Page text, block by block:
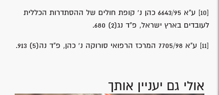
[10]
ע"א 6643/95 כהן נ' קופת חולים של ההסתדרות הכללית
לעובדים בארץ ישראל, פ"ד נג(2) 680.
[11] ע"א 7705/98 המרכז הרפואי סורוקה נ' כהן, פ"ד נה(5) 913.
אולי גם יעניין אותך